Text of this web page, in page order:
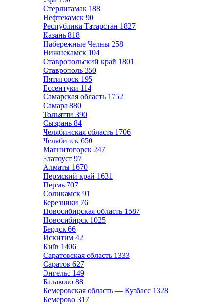
Стерлитамак 188
Нефтекамск 90
Республика Татарстан 1827
Казань 818
Набережные Челны 258
Нижнекамск 104
Ставропольский край 1801
Ставрополь 350
Пятигорск 195
Ессентуки 114
Самарская область 1752
Самара 880
Тольятти 390
Сызрань 84
Челябинская область 1706
Челябинск 650
Магнитогорск 247
Златоуст 97
Алматы 1670
Пермский край 1631
Пермь 707
Соликамск 91
Березники 76
Новосибирская область 1587
Новосибирск 1025
Бердск 66
Искитим 42
Київ 1406
Саратовская область 1333
Саратов 627
Энгельс 149
Балаково 88
Кемеровская область — Кузбасс 1328
Кемерово 317